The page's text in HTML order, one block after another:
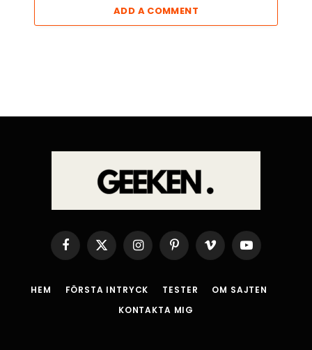
ADD A COMMENT
Facebook
X
(Twitter)
InstagramPinterestVimeo YouTube
HEM FÖRSTA INTRYCK TESTER
OM SAJTEN
KONTAKTA MIG